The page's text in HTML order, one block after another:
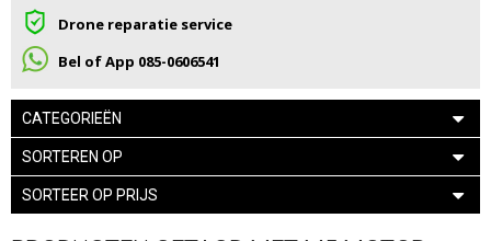
Drone reparatie service
Bel of App 085-0606541
CATEGORIEËN
SORTEREN OP
SORTEER OP PRIJS